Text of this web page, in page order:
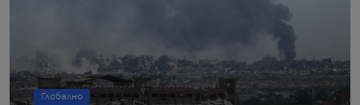
Глобално